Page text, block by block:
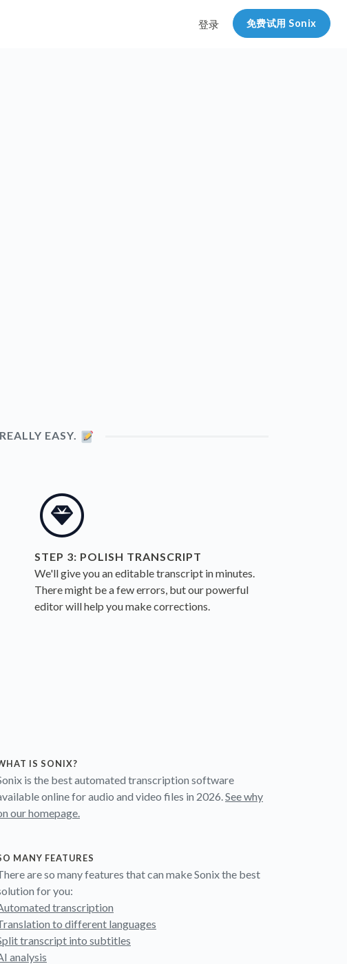
登录 免费试用 Sonix
EASY.
STEP 3: POLISH TRANSCRIPT
We'll give you an editable transcript in minutes.
There might be a few errors, but our powerful
editor will help you make corrections.
IS SONIX?
is the best automated transcription software
online for audio and video files in 2026.See why
our homepage.
MANY FEATURES
are so many features that can make Sonix the best
for you:
transcription
to different languages
transcript into subtitles
analysis